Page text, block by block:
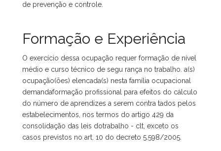
de prevenção e controle.
Formação e Experiência
O exercício dessa ocupação requer formação de nível
médio e curso técnico de segu rança no trabalho. a(s)
ocupação(ões) elencada(s) nesta família ocupacional
demandaformação profissional para efeitos do cálculo
do número de aprendizes a serem contra tados pelos
estabelecimentos, nos termos do artigo 429 da
consolidação das leis dotrabalho - clt, exceto os
casos previstos no art. 10 do decreto 5.598/2005.